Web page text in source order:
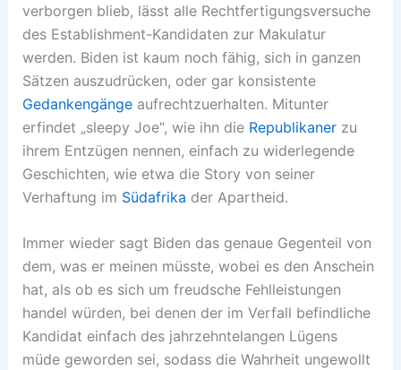
verborgen blieb, lässt alle Rechtfertigungsversuche
des Establishment-Kandidaten zur Makulatur
werden. Biden ist kaum noch fähig, sich in ganzen
Sätzen auszudrücken, oder gar konsistente
Gedankengängeaufrechtzuerhalten. Mitunter
erfindet „sleepy Joe“, wie ihn die Republikanerzu
ihrem Entzügen nennen, einfach zu widerlegende
Geschichten, wie etwa die Story von seiner
Verhaftung im Südafrika der Apartheid.
Immer wieder sagt Biden das genaue Gegenteil von
dem, was er meinen müsste, wobei es den Anschein
hat, als ob es sich um freudsche Fehlleistungen
handel würden, bei denen der im Verfall befindliche
Kandidat einfach des jahrzehntelangen Lügens
müde geworden sei, sodass die Wahrheit ungewollt